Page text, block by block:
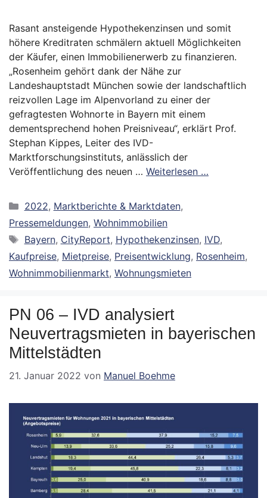
Rasant ansteigende Hypothekenzinsen und somit
höhere Kreditraten schmälern aktuell Möglichkeiten
der Käufer, einen Immobilienerwerb zu finanzieren.
„Rosenheim gehört dank der Nähe zur
Landeshauptstadt München sowie der landschaftlich
reizvollen Lage im Alpenvorland zu einer der
gefragtesten Wohnorte in Bayern mit einem
dementsprechend hohen Preisniveau“, erklärt Prof.
Stephan Kippes, Leiter des IVD-
Marktforschungsinstituts, anlässlich der
Veröffentlichung des neuen … Weiterlesen …
Kategorien
2022, Marktberichte & Marktdaten,
Pressemeldungen, Wohnimmobilien
Schlagwörter
Bayern, CityReport, Hypothekenzinsen, IVD,
Kaufpreise, Mietpreise, Preisentwicklung, Rosenheim,
Wohnimmobilienmarkt, Wohnungsmieten
PN 06 – IVD analysiert
Neuvertragsmieten in bayerischen
Mittelstädten
21. Januar 2022 von Manuel Boehme